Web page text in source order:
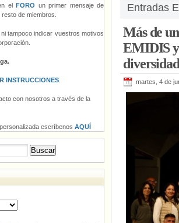
Entradas
Más de
EMIDIS
martes, 4 de
el FORO un primer mensaje de
de miembros.
tampoco indicar vuestros motivos
INSTRUCCIONES
con nosotros a través de la
escríbenos AQUÍ